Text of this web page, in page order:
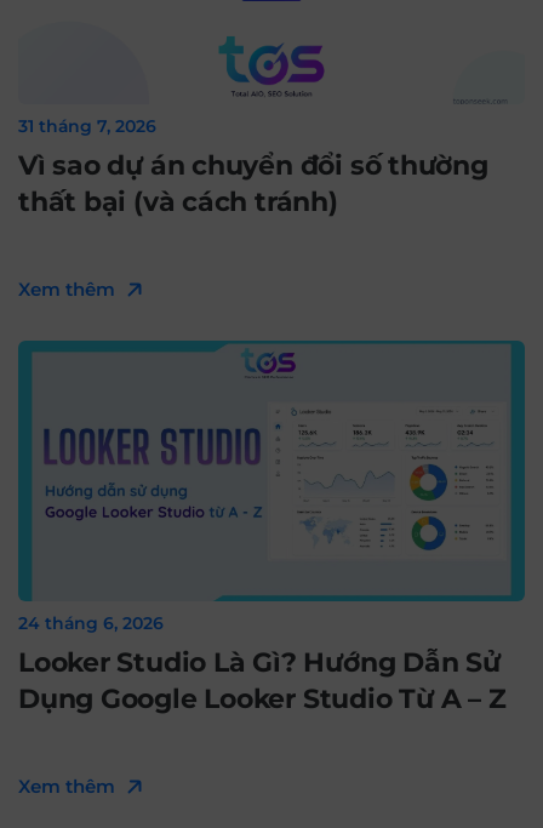
31 tháng 7, 2026
Vì sao dự án chuyển đổi số thường
thất bại (và cách tránh)
Xem thêm
24 tháng 6, 2026
Looker Studio Là Gì? Hướng Dẫn Sử
Dụng Google Looker Studio Từ A – Z
Xem thêm